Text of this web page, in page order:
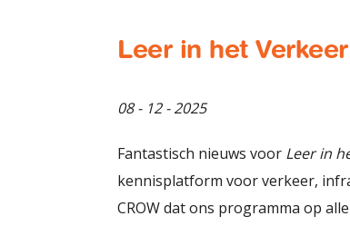
Leer in het
08 - 12 - 2025
Fantastisch nieuws voor Leer in
kennisplatform voor verkeer,
CROW dat ons programma op